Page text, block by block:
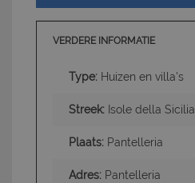
VERDERE INFORMATIE
Type: Huizen en villa's
Streek: Isole della Sicilia
Plaats: Pantelleria
Adres: Pantelleria